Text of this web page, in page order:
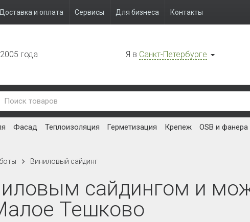
Доставка и оплата Сервисы Для бизнеса Контакты
года Я в Санкт-Петербурге
Фасад Теплоизоляция Герметизация Крепеж OSB и фанера
Виниловый сайдинг
сайдингом и
Тешково